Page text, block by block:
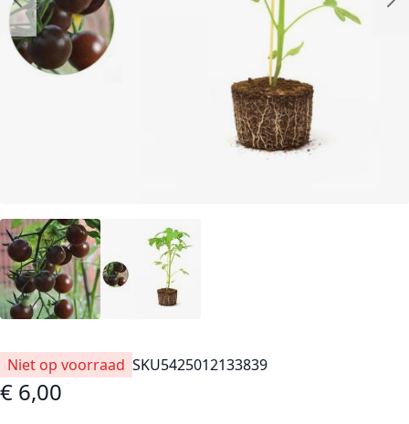
Niet op voorraad SKU5425012133839
€ 6,00